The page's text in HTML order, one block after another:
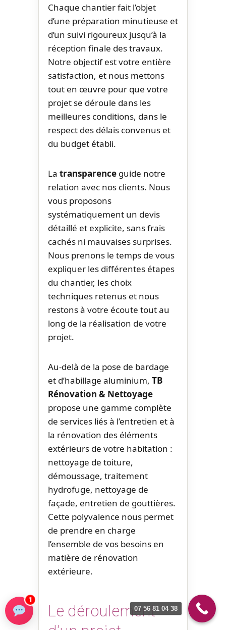
Chaque chantier fait l’objet
d’une préparation minutieuse et
d’un suivi rigoureux jusqu’à la
réception finale des travaux.
Notre objectif est votre entière
satisfaction, et nous mettons
tout en œuvre pour que votre
projet se déroule dans les
meilleures conditions, dans le
respect des délais convenus et
du budget établi.
La transparence guide notre
relation avec nos clients. Nous
vous proposons
systématiquement un devis
détaillé et explicite, sans frais
cachés ni mauvaises surprises.
Nous prenons le temps de vous
expliquer les différentes étapes
du chantier, les choix
techniques retenus et nous
restons à votre écoute tout au
long de la réalisation de votre
projet.
Au-delà de la pose de bardage
et d’habillage aluminium, TB
Rénovation & Nettoyage
propose une gamme complète
de services liés à l’entretien et à
la rénovation des éléments
extérieurs de votre habitation :
nettoyage de toiture,
démoussage, traitement
hydrofuge, nettoyage de
façade, entretien de gouttières.
Cette polyvalence nous permet
de prendre en charge
l’ensemble de vos besoins en
matière de rénovation
extérieure.
Le déroulement07 56 81 04 38
1